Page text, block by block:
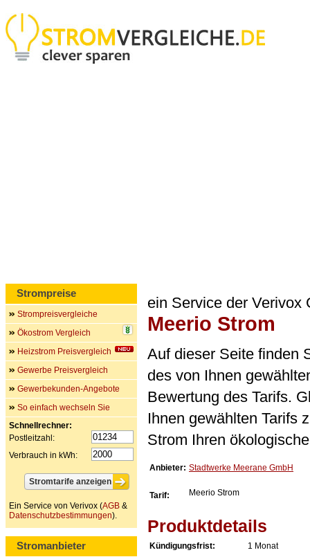
ein Service der Verivox
Meerio Strom
Auf dieser Seite finden
des von Ihnen
Bewertung des Tarifs.
Ihnen gewählten Tarifs
Strom Ihren
Anbieter: Stadtwerke Meerane GmbH
Tarif: Meerio Strom
Produktdetails
Kündigungsfrist:
1 Monat
Strompreise
Strompreisvergleiche
Ökostrom Vergleich
Heizstrom Preisvergleich
Gewerbe Preisvergleich
Gewerbekunden-Angebote
So einfach wechseln Sie
Schnellrechner:
Postleitzahl:
Verbrauch in kWh:
Ein Service von Verivox (AGB &
Datenschutzbestimmungen).
Stromanbieter